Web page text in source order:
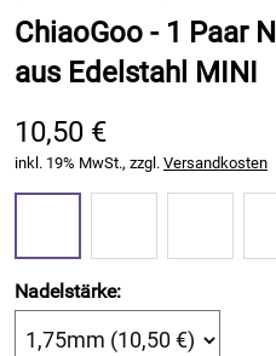
ChiaoGoo - 1 Paar
aus Edelstahl MINI
10,50 €
inkl. 19% MwSt., zzgl. Versandkosten
Nadelstärke: